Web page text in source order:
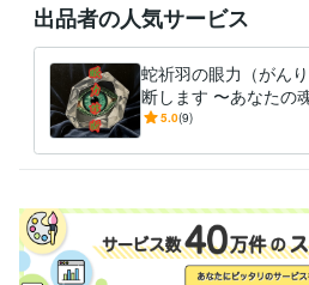
中国語 日常会話レベル
スペイン語 日常会話レベル
英語 日常会話レベル
出品者の人気サービス
蛇祈羽の眼力（がん
断します 〜あなたの
在地、一目で看破し
5.0(9)